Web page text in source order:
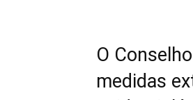
O
medidas